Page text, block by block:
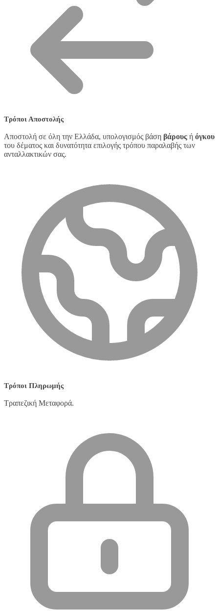
Τρόποι Αποστολής
Αποστολή σε όλη την Ελλάδα, υπολογισμός βάση βάρους ή όγκου
του δέματος και δυνατότητα επιλογής τρόπου παραλαβής των
ανταλλακτικών σας.
Τρόποι Πληρωμής
Τραπεζική Μεταφορά.